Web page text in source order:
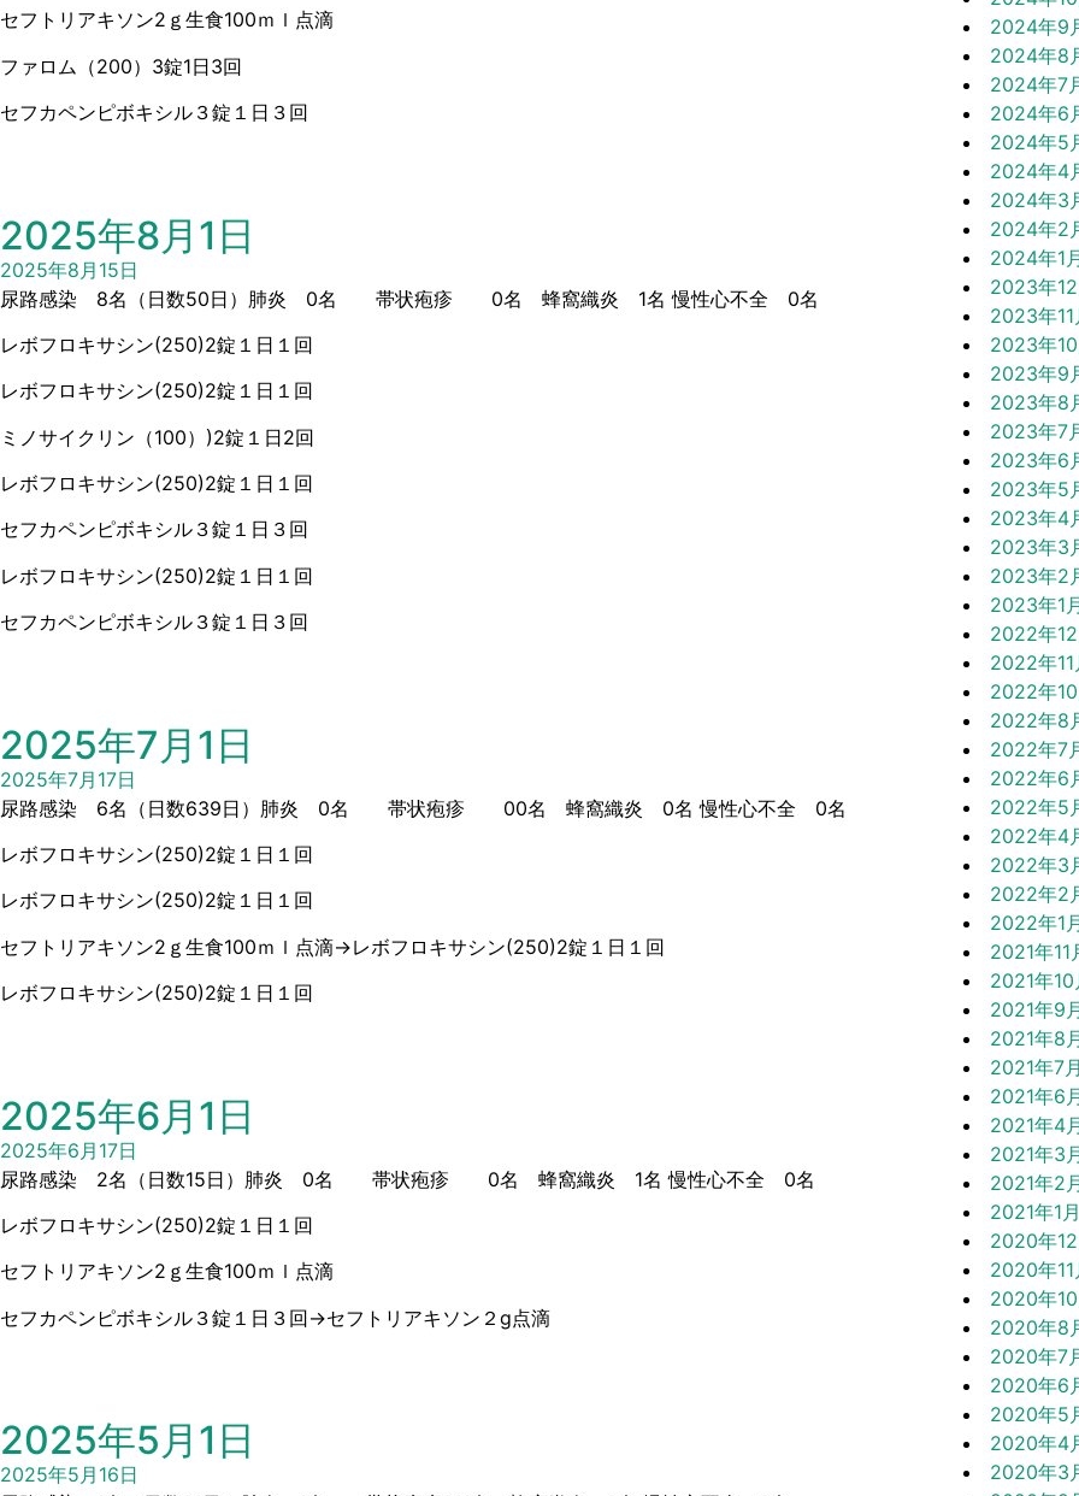
セフトリアキソン2ｇ生食100ｍｌ点滴
ファロム（200）3錠1日3回
セフカペンピボキシル３錠１日３回
2025年8月1日
2025年8月15日
尿路感染 8名（日数50日）肺炎 0名 帯状疱疹 0名 蜂窩織炎 1名 慢性心不全 0名
レボフロキサシン(250)2錠１日１回
レボフロキサシン(250)2錠１日１回
ミノサイクリン（100）)2錠１日2回
レボフロキサシン(250)2錠１日１回
セフカペンピボキシル３錠１日３回
レボフロキサシン(250)2錠１日１回
セフカペンピボキシル３錠１日３回
2025年7月1日
2025年7月17日
尿路感染 6名（日数639日）肺炎 0名 帯状疱疹 00名 蜂窩織炎 0名 慢性心不全 0名
レボフロキサシン(250)2錠１日１回
レボフロキサシン(250)2錠１日１回
セフトリアキソン2ｇ生食100ｍｌ点滴→レボフロキサシン(250)2錠１日１回
レボフロキサシン(250)2錠１日１回
2025年6月1日
2025年6月17日
尿路感染 2名（日数15日）肺炎 0名 帯状疱疹 0名 蜂窩織炎 1名 慢性心不全 0名
レボフロキサシン(250)2錠１日１回
セフトリアキソン2ｇ生食100ｍｌ点滴
セフカペンピボキシル３錠１日３回→セフトリアキソン２g点滴
2025年5月1日
2025年5月16日
2024年9
2024年8
2024年7
2024年6
2024年5
2024年4
2024年3
2024年2
2024年1
2023年12
2023年11
2023年10
2023年9
2023年8
2023年7
2023年6
2023年5
2023年4
2023年3
2023年2
2023年1
2022年12
2022年11
2022年10
2022年8
2022年7
2022年6
2022年5
2022年4
2022年3
2022年2
2022年1
2021年11
2021年10
2021年9
2021年8
2021年7月
2021年6
2021年4
2021年3
2021年2
2021年1月
2020年12
2020年11
2020年10
2020年8
2020年7
2020年6
2020年5
2020年4
2020年3